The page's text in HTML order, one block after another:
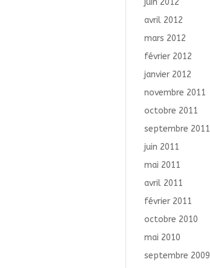
juin 2012
avril 2012
mars 2012
février 2012
janvier 2012
novembre 2011
octobre 2011
septembre 2011
juin 2011
mai 2011
avril 2011
février 2011
octobre 2010
mai 2010
septembre 2009